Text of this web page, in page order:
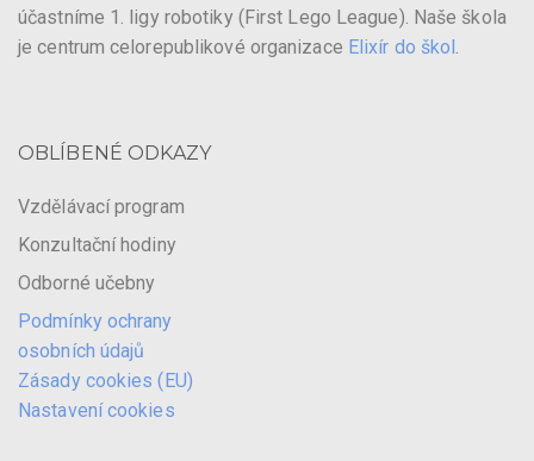
účastníme 1. ligy robotiky (First Lego League). Naše škola
je centrum celorepublikové organizace Elixír do škol
OBLÍBENÉ ODKAZY
Vzdělávací program
Konzultační hodiny
Odborné učebny
Podmínky ochrany
osobních údajů
Zásady cookies (EU)
Nastavení cookies